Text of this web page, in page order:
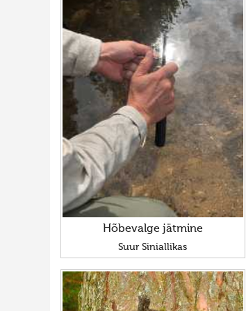
Hõbevalge jätmine
Suur Siniallikas